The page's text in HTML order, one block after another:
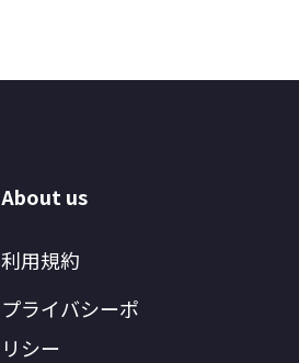
About us
利用規約
プライバシーポ
リシー